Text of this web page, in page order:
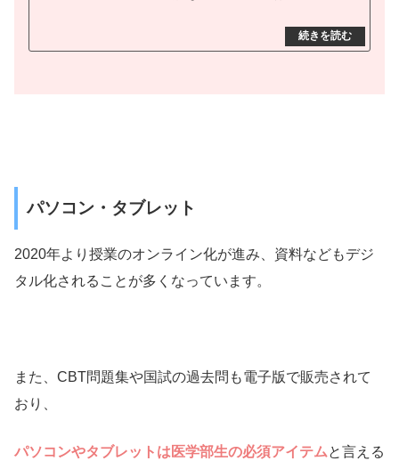
パソコン・タブレット
2020年より授業のオンライン化が進み、資料などもデジ
タル化されることが多くなっています。
また、CBT問題集や国試の過去問も電子版で販売されて
おり、
パソコンやタブレットは医学部生の必須アイテムと言える